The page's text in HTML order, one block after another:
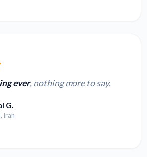
ever, nothing more to say.
G.
Iran